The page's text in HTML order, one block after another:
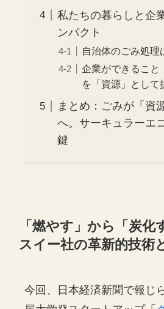
私たちの暮らしと企
ンパクト
自治体のごみ処理
企業ができること
を「資源」として
まとめ：ごみが「資
へ。サーキュラーエ
鍵
「燃やす」から「炭化
スイー社の革新的技術
今回、日本経済新聞で報じ